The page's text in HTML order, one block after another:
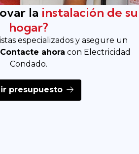
la instalación de su
hogar?
especializados y asegure un
Contacte ahora con Electricidad
Condado.
presupuesto